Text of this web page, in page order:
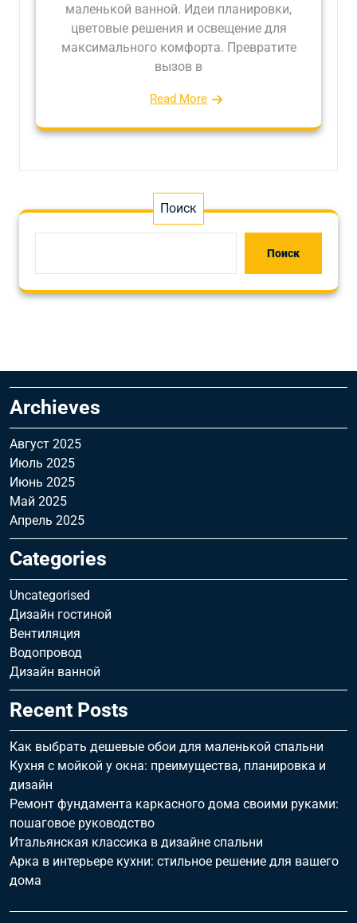
маленькой ванной. Идеи планировки,
цветовые решения и освещение для
максимального комфорта. Превратите
вызов в
Read More
Поиск
Поиск
Archieves
Август 2025
Июль 2025
Июнь 2025
Май 2025
Апрель 2025
Categories
Uncategorised
Дизайн гостиной
Вентиляция
Водопровод
Дизайн ванной
Recent Posts
Как выбрать дешевые обои для маленькой спальни
Кухня с мойкой у окна: преимущества, планировка и
дизайн
Ремонт фундамента каркасного дома своими руками:
пошаговое руководство
Итальянская классика в дизайне спальни
Арка в интерьере кухни: стильное решение для вашего
дома